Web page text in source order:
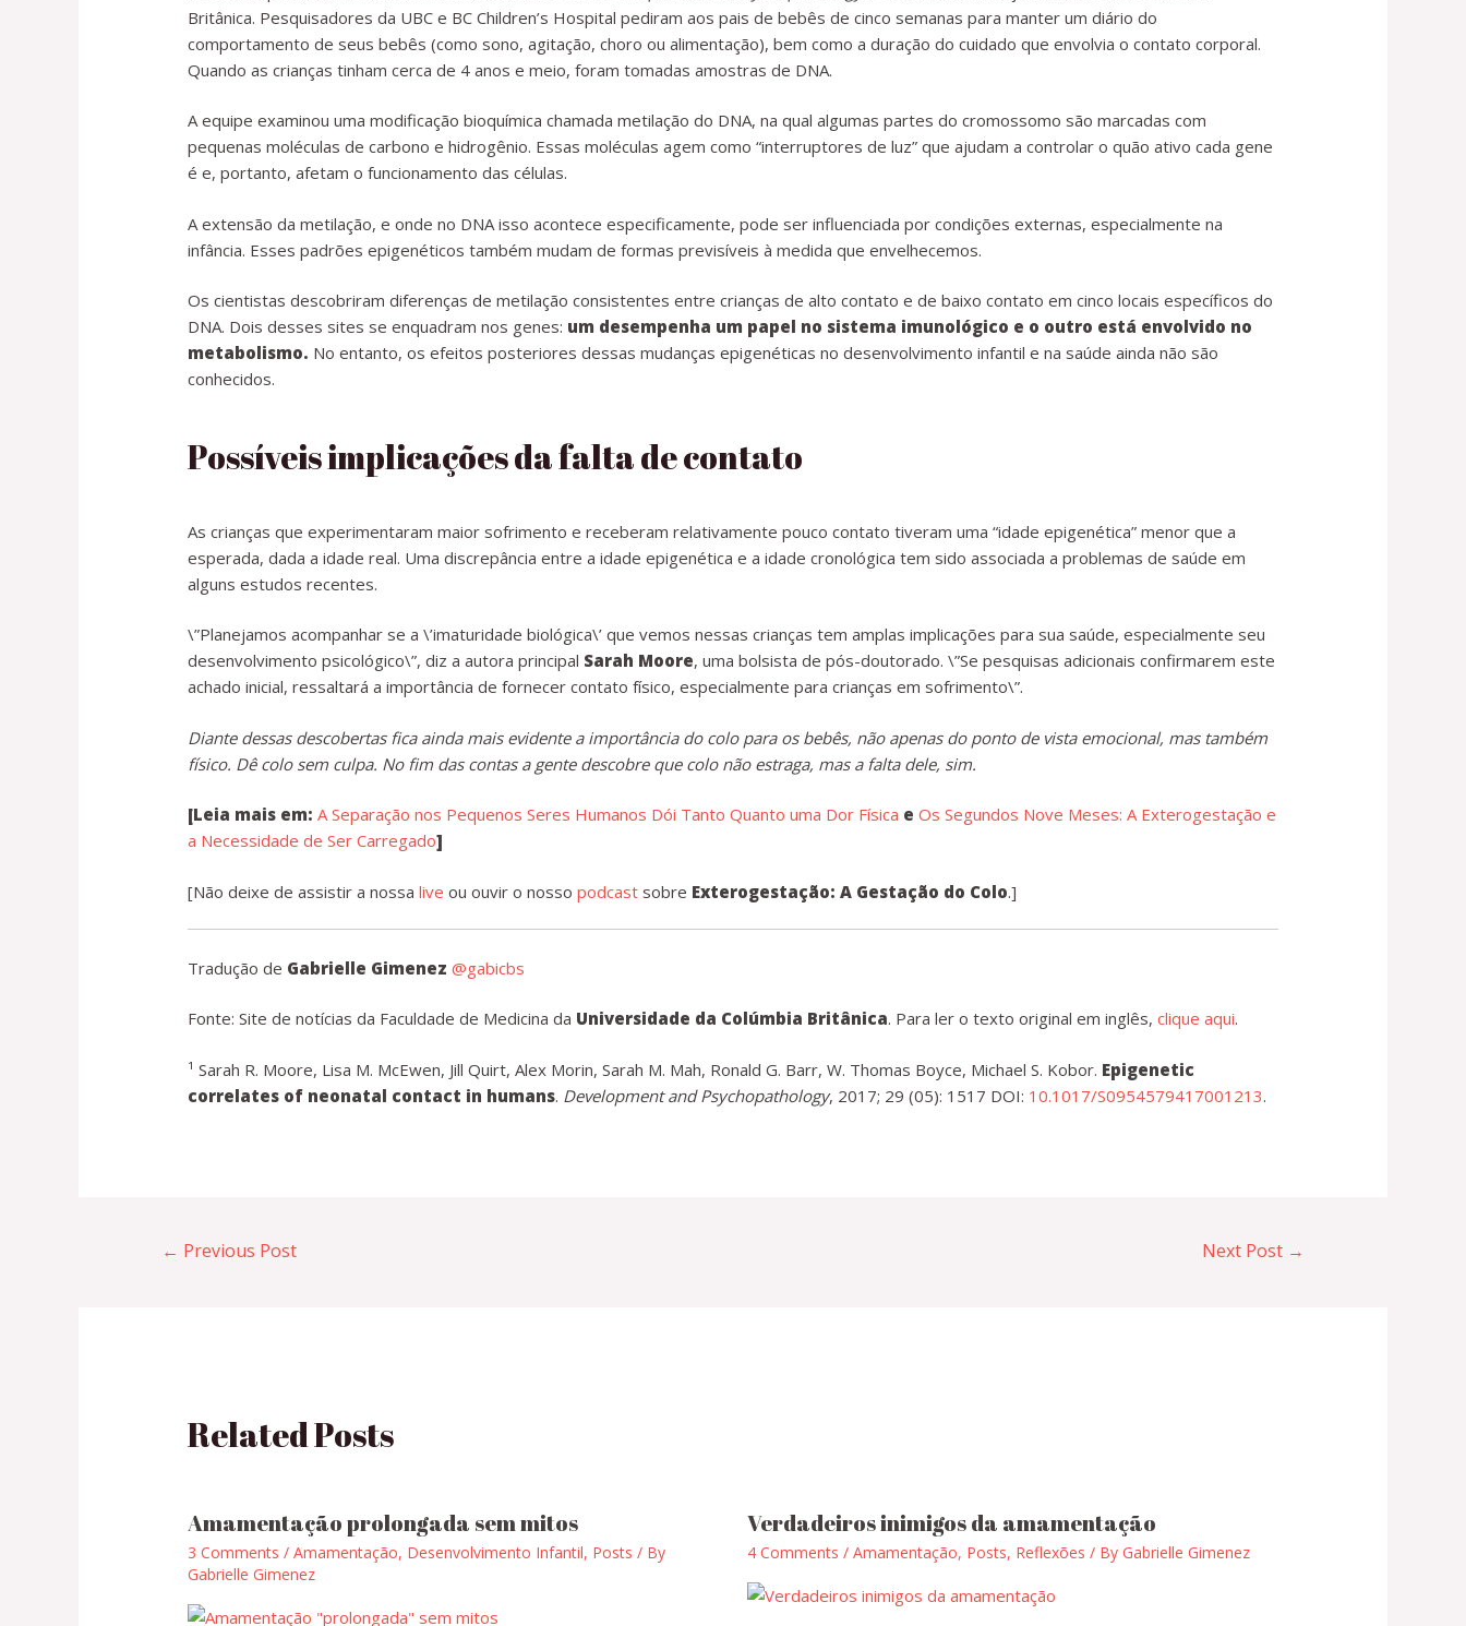
Britânica. Pesquisadores da UBC e BC Children’s Hospital pediram aos pais de bebês de cinco semanas para manter um diário do
comportamento de seus bebês (como sono, agitação, choro ou alimentação), bem como a duração do cuidado que envolvia o contato corporal.
Quando as crianças tinham cerca de 4 anos e meio, foram tomadas amostras de DNA.
A equipe examinou uma modificação bioquímica chamada metilação do DNA, na qual algumas partes do cromossomo são marcadas com
pequenas moléculas de carbono e hidrogênio. Essas moléculas agem como “interruptores de luz” que ajudam a controlar o quão ativo cada gene
é e, portanto, afetam o funcionamento das células.
A extensão da metilação, e onde no DNA isso acontece especificamente, pode ser influenciada por condições externas, especialmente na
infância. Esses padrões epigenéticos também mudam de formas previsíveis à medida que envelhecemos.
Os cientistas descobriram diferenças de metilação consistentes entre crianças de alto contato e de baixo contato em cinco locais específicos do
DNA. Dois desses sites se enquadram nos genes: um desempenha um papel no sistema imunológico e o outro está envolvido no
metabolismo. No entanto, os efeitos posteriores dessas mudanças epigenéticas no desenvolvimento infantil e na saúde ainda não são
conhecidos.
Possíveis implicações da falta de contato
As crianças que experimentaram maior sofrimento e receberam relativamente pouco contato tiveram uma “idade epigenética” menor que a
esperada, dada a idade real. Uma discrepância entre a idade epigenética e a idade cronológica tem sido associada a problemas de saúde em
alguns estudos recentes.
\”Planejamos acompanhar se a \’imaturidade biológica\’ que vemos nessas crianças tem amplas implicações para sua saúde, especialmente seu
desenvolvimento psicológico\”, diz a autora principal Sarah Moore, uma bolsista de pós-doutorado. \”Se pesquisas adicionais confirmarem este
achado inicial, ressaltará a importância de fornecer contato físico, especialmente para crianças em sofrimento\”.
Diante dessas descobertas fica ainda mais evidente a importância do colo para os bebês, não apenas do ponto de vista emocional, mas também
físico. Dê colo sem culpa. No fim das contas a gente descobre que colo não estraga, mas a falta dele, sim.
[Leia mais em: A Separação nos Pequenos Seres Humanos Dói Tanto Quanto uma Dor Física e Os Segundos Nove Meses: A Exterogestação e
a Necessidade de Ser Carregado]
[Não deixe de assistir a nossalive ou ouvir o nossopodcast sobre Exterogestação: A Gestação do Colo.]
Tradução de Gabrielle Gimenez @gabicbs
Fonte: Site de notícias da Faculdade de Medicina da Universidade da Colúmbia Britânica. Para ler o texto original em inglês,clique aqui.
¹ Sarah R. Moore, Lisa M. McEwen, Jill Quirt, Alex Morin, Sarah M. Mah, Ronald G. Barr, W. Thomas Boyce, Michael S. Kobor. Epigenetic
correlates of neonatal contact in humans. Development and Psychopathology, 2017; 29 (05): 1517 DOI: 10.1017/S0954579417001213.
← Previous Post Next Post →
Related Posts
Amamentação prolongada sem mitos
3 Comments /Amamentação, Desenvolvimento Infantil, Posts / By
Gabrielle Gimenez
Verdadeiros inimigos da amamentação
4 Comments / Amamentação, Posts, Reflexões / By Gabrielle Gimenez